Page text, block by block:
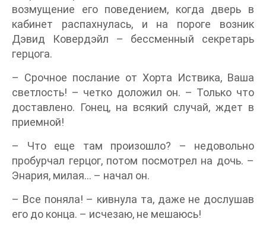
возмущение его поведением, когда дверь в
кабинет распахнулась, и на пороге возник
Дэвид Ковердэйл – бессменный секретарь
герцога.
– Срочное послание от Хорта Иствика, Ваша
светлость! – четко доложил он. – Только что
доставлено. Гонец, на всякий случай, ждет в
приемной!
– Что еще там произошло? – недовольно
пробурчал герцог, потом посмотрел на дочь. –
Энария, милая… – начал он.
– Все поняла! – кивнула та, даже не дослушав
его до конца. – исчезаю, не мешаюсь!